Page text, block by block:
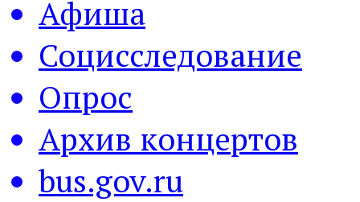
Афиша
Социсследование
Опрос
Архив концертов
bus.gov.ru